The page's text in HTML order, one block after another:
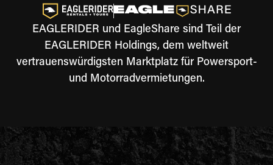
EAGLERIDER und EagleShare sind Teil der
EAGLERIDER Holdings, dem weltweit
vertrauenswürdigsten Marktplatz für Powersport-
und Motorradvermietungen.